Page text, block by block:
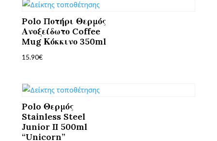
Polo Ποτήρι Θερμός
Ανοξείδωτο Coffee
Mug Κόκκινο 350ml
15.90€
Polo Θερμός
Stainless Steel
Junior II 500ml
“Unicorn”